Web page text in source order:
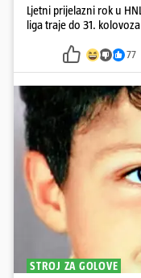
Ljetni prijelazni rok u
liga traje do 31.
77
STROJ ZA GOLOVE